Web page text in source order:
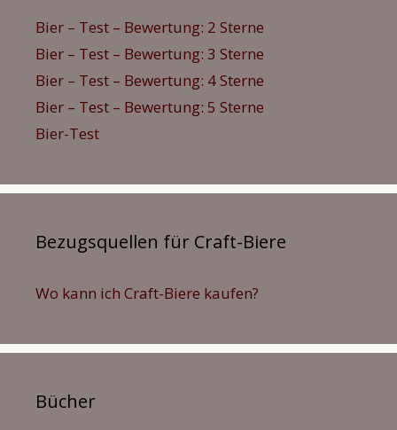
Bier – Test – Bewertung: 2 Sterne
Bier – Test – Bewertung: 3 Sterne
Bier – Test – Bewertung: 4 Sterne
Bier – Test – Bewertung: 5 Sterne
Bier-Test
Bezugsquellen für Craft-Biere
Wo kann ich Craft-Biere kaufen?
Bücher